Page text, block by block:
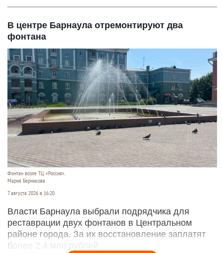
В центре Барнаула отремонтируют два
фонтана
Фонтан возле ТЦ «Россия».
Мария Берникова
7 августа 2026 в 16:20
Власти Барнаула выбрали подрядчика для
реставрации двух фонтанов в Центральном
районе города. За их восстановление заплатят
более 2,4 млн рублей.